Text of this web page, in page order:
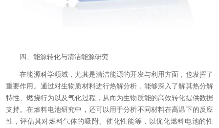
四、能源转化与清洁能源研究
在能源科学领域，尤其是清洁能源的开发与利用方面，也发挥了
重要作用。通过对生物质材料进行热解分析，能够深入了解其热分解
特性、燃烧行为以及气化过程，从而为生物质能的高效转化提供数据
支持。在燃料电池研究中，还可以用于分析不同材料在高温下的反应
性，评估其对燃料气体的吸附、催化性能等，以优化燃料电池的性